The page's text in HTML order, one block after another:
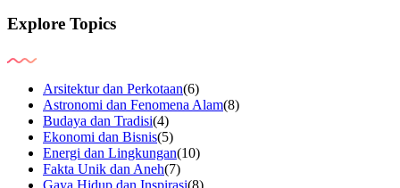
Explore Topics
Arsitektur dan Perkotaan(6)
Astronomi dan Fenomena Alam(8)
Budaya dan Tradisi(4)
Ekonomi dan Bisnis(5)
Energi dan Lingkungan(10)
Fakta Unik dan Aneh(7)
Gaya Hidup dan Inspirasi(8)